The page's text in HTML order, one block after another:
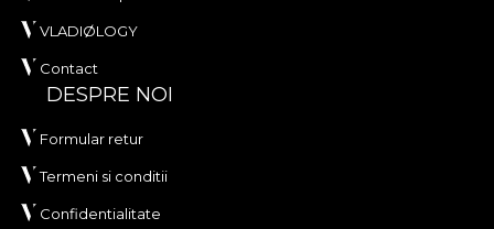
VLADIØLOGY
Contact
DESPRE NOI
Formular retur
Termeni si conditii
Confidentialitate